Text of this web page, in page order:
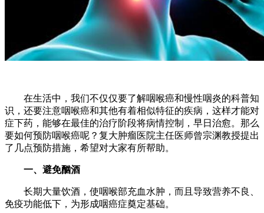
在生活中，我们不仅仅要了解咽喉癌和慢性咽炎的科普知
识，还要注意咽喉癌和其他有着相似特征的疾病，这样才能对
症下药，能够在最佳的治疗阶段将病情控制，早日治愈。那么
要如何预防咽喉癌呢？复大肿瘤医院主任医师曾宗渊教授提出
了几点预防措施，希望对大家有所帮助。
一、避免酗酒
长期大量饮酒，使咽喉部充血水肿，而且导致营养不良、
免疫功能低下，为形成咽癌症奠定基础。